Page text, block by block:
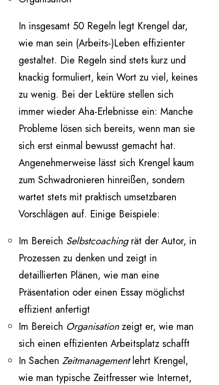
In insgesamt 50 Regeln legt Krengel dar,
wie man sein (Arbeits-)Leben effizienter
gestaltet. Die Regeln sind stets kurz und
knackig formuliert, kein Wort zu viel, keines
zu wenig. Bei der Lektüre stellen sich
immer wieder Aha-Erlebnisse ein: Manche
Probleme lösen sich bereits, wenn man sie
sich erst einmal bewusst gemacht hat.
Angenehmerweise lässt sich Krengel kaum
zum Schwadronieren hinreißen, sondern
wartet stets mit praktisch umsetzbaren
Vorschlägen auf. Einige Beispiele:
Im Bereich Selbstcoachingrät der Autor, in
Prozessen zu denken und zeigt in
detaillierten Plänen, wie man eine
Präsentation oder einen Essay möglichst
effizient anfertigt
Im Bereich Organisationzeigt er, wie man
sich einen effizienten Arbeitsplatz schafft
In Sachen Zeitmanagementlehrt Krengel,
wie man typische Zeitfresser wie Internet,